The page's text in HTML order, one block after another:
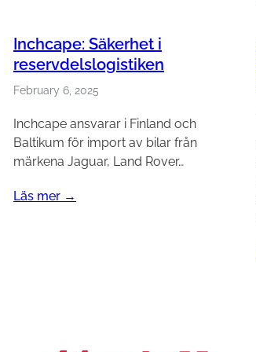
Inchcape: Säkerhet i
reservdelslogistiken
February 6, 2025
Inchcape ansvarar i Finland och
Baltikum för import av bilar från
märkena Jaguar, Land Rover…
Läs mer →